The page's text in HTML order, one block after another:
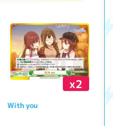
x2
With you